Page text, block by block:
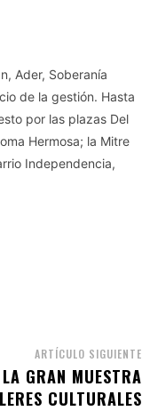
Ader, Soberanía
de la gestión. Hasta
por las plazas Del
Hermosa; la Mitre
Independencia,
ARTÍCULO SIGUIENTE
GRAN MUESTRA
CULTURALES